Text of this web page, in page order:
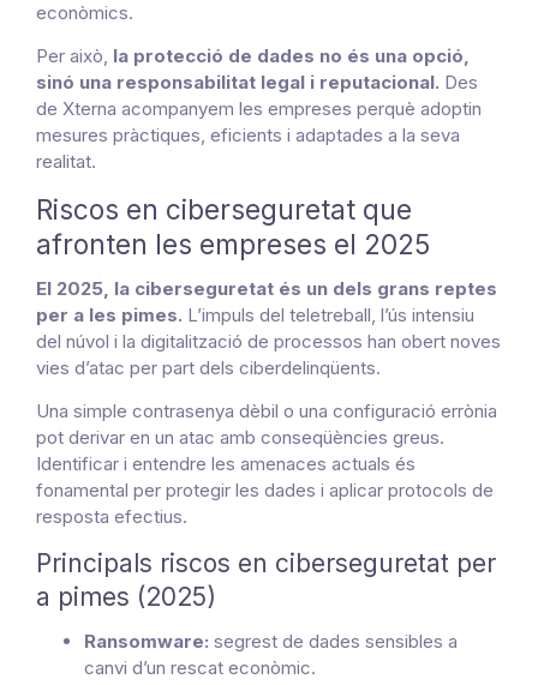
econòmics.
Per això, la protecció de dades no és una opció,
sinó una responsabilitat legal i reputacional. Des
de Xterna acompanyem les empreses perquè adoptin
mesures pràctiques, eficients i adaptades a la seva
realitat.
Riscos en ciberseguretat que
afronten les empreses el 2025
El 2025, la ciberseguretat és un dels grans reptes
per a les pimes. L’impuls del teletreball, l’ús intensiu
del núvol i la digitalització de processos han obert noves
vies d’atac per part dels ciberdelinqüents.
Una simple contrasenya dèbil o una configuració errònia
pot derivar en un atac amb conseqüències greus.
Identificar i entendre les amenaces actuals és
fonamental per protegir les dades i aplicar protocols de
resposta efectius.
Principals riscos en ciberseguretat per
a pimes (2025)
Ransomware: segrest de dades sensibles a
canvi d’un rescat econòmic.